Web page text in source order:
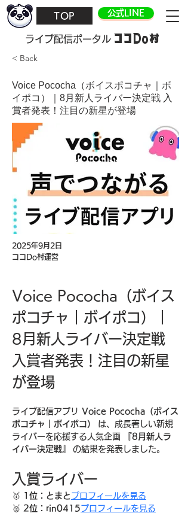
TOP 公式LINE
​ライブ配信ポータル ココDo村
< Back
Voice Pococha（ボイスポコチャ｜ボ
イポコ）｜8月新人ライバー決定戦 入
賞者発表！注目の新星が登場
2025年9月2日
ココDo村運営
Voice Pococha（ボイス
ポコチャ｜ボイポコ）｜
8月新人ライバー決定戦
入賞者発表！注目の新星
が登場
ライブ配信アプリ Voice Pococha（ボイス
ポコチャ｜ボイポコ）
は、成長著しい新規
ライバーを応援する人気企画
『8月新人ラ
イバー決定戦』
の結果を発表しました。
入賞ライバー
🥇 1位：とまと プロフィールを見る
🥈 2位：rin0415プロフィールを見る